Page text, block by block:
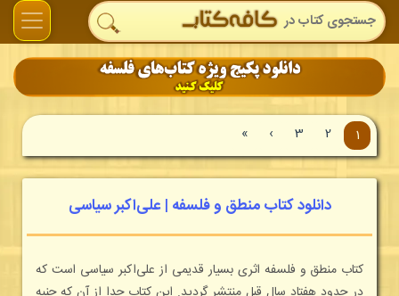
1
2
3
›
»
دانلود کتاب منطق و فلسفه | علی‌اکبر سیاسی
کتاب منطق و فلسفه اثری بسیار قدیمی از علی‌اکبر سیاسی است که